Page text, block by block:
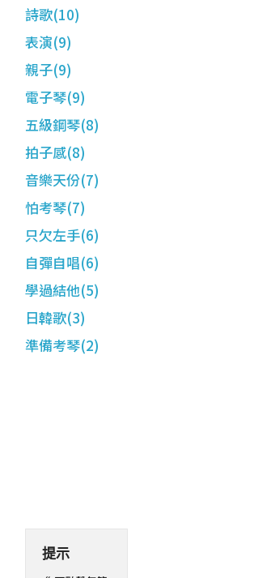
詩歌(10)
表演(9)
親子(9)
電子琴(9)
五級鋼琴(8)
拍子感(8)
音樂天份(7)
怕考琴(7)
只欠左手(6)
自彈自唱(6)
學過結他(5)
日韓歌(3)
準備考琴(2)
提示